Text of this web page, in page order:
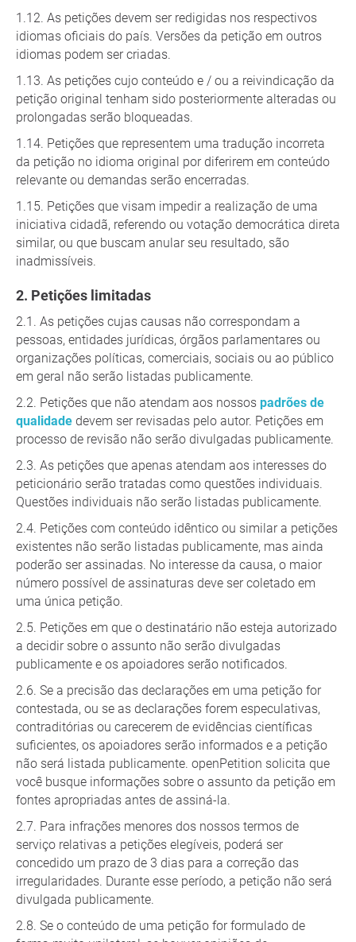
As petições devem ser redigidas nos respectivos
idiomas oficiais do país. Versões da petição em outros
idiomas podem ser criadas.
As petições cujo conteúdo e / ou a reivindicação da
petição original tenham sido posteriormente alteradas ou
prolongadas serão bloqueadas.
Petições que representem uma tradução incorreta
da petição no idioma original por diferirem em conteúdo
relevante ou demandas serão encerradas.
Petições que visam impedir a realização de uma
iniciativa cidadã, referendo ou votação democrática direta
similar, ou que buscam anular seu resultado, são
inadmissíveis.
Petições limitadas
As petições cujas causas não correspondam a
pessoas, entidades jurídicas, órgãos parlamentares ou
organizações políticas, comerciais, sociais ou ao público
em geral não serão listadas publicamente.
Petições que não atendam aos nossos padrões de
qualidade devem ser revisadas pelo autor. Petições em
processo de revisão não serão divulgadas publicamente.
As petições que apenas atendam aos interesses do
peticionário serão tratadas como questões individuais.
Questões individuais não serão listadas publicamente.
Petições com conteúdo idêntico ou similar a petições
existentes não serão listadas publicamente, mas ainda
poderão ser assinadas. No interesse da causa, o maior
número possível de assinaturas deve ser coletado em
uma única petição.
Petições em que o destinatário não esteja autorizado
a decidir sobre o assunto não serão divulgadas
publicamente e os apoiadores serão notificados.
Se a precisão das declarações em uma petição for
contestada, ou se as declarações forem especulativas,
contraditórias ou carecerem de evidências científicas
suficientes, os apoiadores serão informados e a petição
não será listada publicamente. openPetition solicita que
você busque informações sobre o assunto da petição em
fontes apropriadas antes de assiná-la.
Para infrações menores dos nossos termos de
serviço relativas a petições elegíveis, poderá ser
concedido um prazo de 3 dias para a correção das
irregularidades. Durante esse período, a petição não será
divulgada publicamente.
Se o conteúdo de uma petição for formulado de